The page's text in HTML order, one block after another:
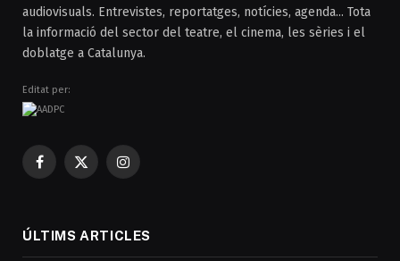
audiovisuals. Entrevistes, reportatges, notícies, agenda... Tota
la informació del sector del teatre, el cinema, les sèries i el
doblatge a Catalunya.
Editat per:
Facebook
X
Instagram
ÚLTIMS ARTICLES